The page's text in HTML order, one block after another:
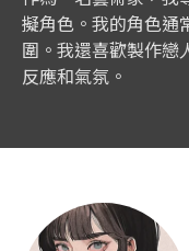
擬角色。我的角色通
圍。我還喜歡製作戀
反應和氣氛。